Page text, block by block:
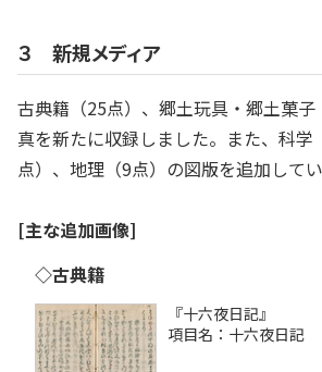
３ 新規メディア
古典籍（25点）、郷土玩具・郷土菓
真を新たに収録しました。また、科学
点）、地理（9点）の図版を追加してい
[主な追加画像]
◇古典籍
『十六夜日記』
項目名：十六夜日記